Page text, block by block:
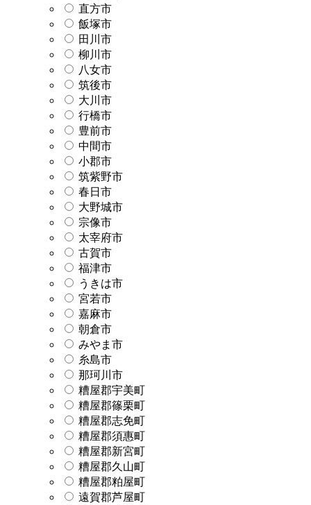
直方市
飯塚市
田川市
柳川市
八女市
筑後市
大川市
行橋市
豊前市
中間市
小郡市
筑紫野市
春日市
大野城市
宗像市
太宰府市
古賀市
福津市
うきは市
宮若市
嘉麻市
朝倉市
みやま市
糸島市
那珂川市
糟屋郡宇美町
糟屋郡篠栗町
糟屋郡志免町
糟屋郡須惠町
糟屋郡新宮町
糟屋郡久山町
糟屋郡粕屋町
遠賀郡芦屋町